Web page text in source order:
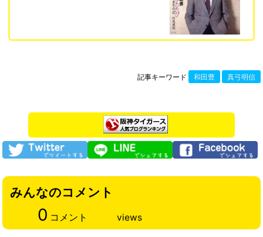
記事キーワード 和田豊 真弓明信
みんなのコメント
0 コメント views